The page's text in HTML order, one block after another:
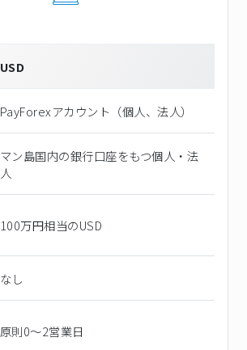
USD
PayForexアカウント（個⼈、法⼈）
マン島国内の銀行口座をもつ個人・法
人
100万円相当のUSD
なし
原則0〜2営業日